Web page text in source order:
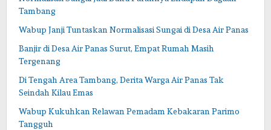
Tambang
Wabup Janji Tuntaskan Normalisasi Sungai di Desa Air Panas
Banjir di Desa Air Panas Surut, Empat Rumah Masih
Tergenang
Di Tengah Area Tambang, Derita Warga Air Panas Tak
Seindah Kilau Emas
Wabup Kukuhkan Relawan Pemadam Kebakaran Parimo
Tangguh